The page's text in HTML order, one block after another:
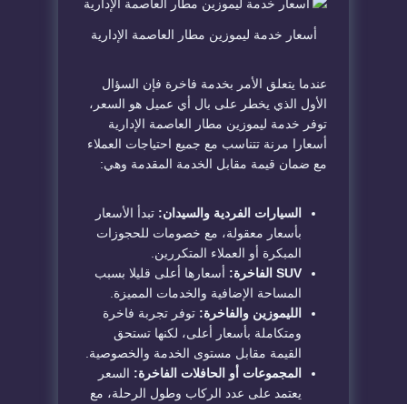
أسعار خدمة ليموزين مطار العاصمة الإدارية
عندما يتعلق الأمر بخدمة فاخرة فإن السؤال
الأول الذي يخطر على بال أي عميل هو السعر،
توفر خدمة ليموزين مطار العاصمة الإدارية
أسعارا مرنة تتناسب مع جميع احتياجات العملاء
مع ضمان قيمة مقابل الخدمة المقدمة وهي:
السيارات الفردية والسيدان: تبدأ الأسعار
بأسعار معقولة، مع خصومات للحجوزات
المبكرة أو العملاء المتكررين.
SUV الفاخرة:
أسعارها أعلى قليلا بسبب
المساحة الإضافية والخدمات المميزة.
الليموزين والفاخرة: توفر تجربة فاخرة
ومتكاملة بأسعار أعلى، لكنها تستحق
القيمة مقابل مستوى الخدمة والخصوصية.
المجموعات أو الحافلات الفاخرة: السعر
يعتمد على عدد الركاب وطول الرحلة، مع